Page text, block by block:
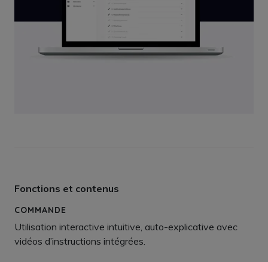
Fonctions et contenus
COMMANDE
Utilisation interactive intuitive, auto-explicative avec
vidéos d’instructions intégrées.